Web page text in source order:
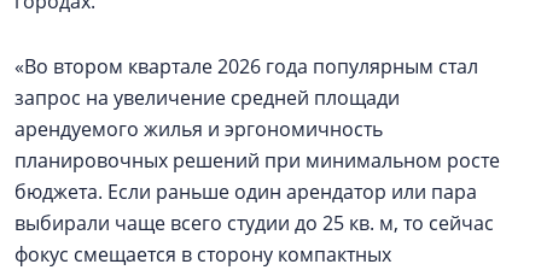
«Во втором квартале 2026 года популярным стал
запрос на увеличение средней площади
арендуемого жилья и эргономичность
планировочных решений при минимальном росте
бюджета. Если раньше один арендатор или пара
выбирали чаще всего студии до 25 кв. м, то сейчас
фокус смещается в сторону компактных